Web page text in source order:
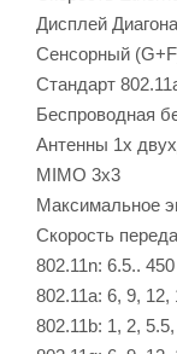
Дисплей
Сенсорный
Стандарт
Беспроводная
Антенны 1х
MIMO 3х3
Максимальное
Скорость
802.11n: 6.5..
802.11a: 6, 9,
802.11b: 1, 2,